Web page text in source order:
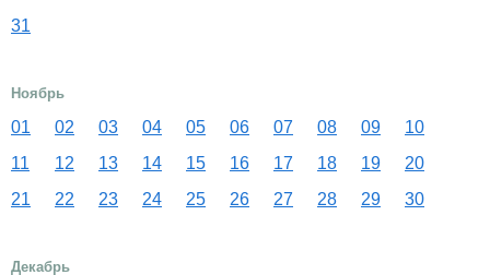
31
Ноябрь
01 02 03 04 05 06 07 08 09
10
11
12 13 14 15 16 17 18 19
20
21
22 23 24 25 26 27 28 29 30
Декабрь